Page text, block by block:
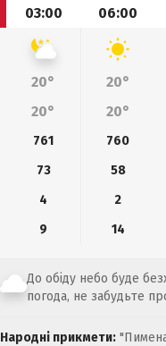
03:00 06:00
20° 20°
20° 20°
761 760
73 58
4 2
9 14
До обіду небо буде
погода, не забудьте
Народні прикмети: